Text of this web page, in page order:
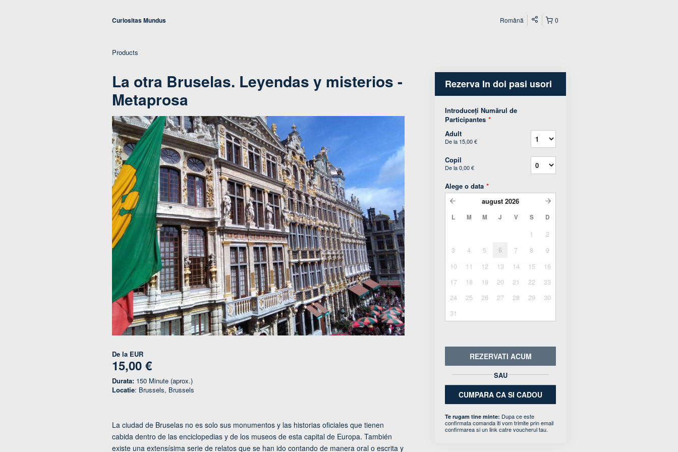
Curiositas Mundus 0
Română
Products
La otra Bruselas. Leyendas y misterios -
Metaprosa
De la EUR
15,00 €
Durata: 150 Minute (aprox.)
Locatie: Brussels, Brussels
La ciudad de Bruselas no es solo sus monumentos y las historias oficiales que tienen
cabida dentro de las enciclopedias y de los museos de esta capital de Europa. También
existe una extensísima serie de relatos que se han ido contando de manera oral o escrita y
Rezerva In doi pasi usori
Introduceți Numărul de
Participantes *
Adult
De la 15,00 €
Copil
De la0,00 €
Alege o data *
august 2026
L M M J V S D
1
2
3
4 5 6 7 8
9
10
11 12 13 14 15
16
17
18 19 20 21 22
23
24
25 26 27 28 29
30
31
REZERVATI ACUM
SAU
CUMPARA CA SI CADOU
Te rugam tine minte: Dupa ce este
confirmata comanda iti vom trimite prin email
confirmarea si un link catre voucherul tau.